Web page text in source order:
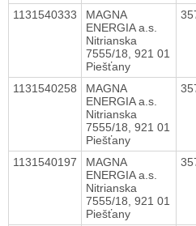
1131540333
MAGNA
ENERGIA a.s.
Nitrianska
7555/18, 921 01
Piešťany
1131540258
MAGNA
ENERGIA a.s.
Nitrianska
7555/18, 921 01
Piešťany
1131540197
MAGNA
ENERGIA a.s.
Nitrianska
7555/18, 921 01
Piešťany